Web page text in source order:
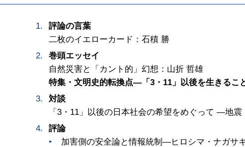
評論の言葉
二枚のイエローカード：石積 勝
巻頭エッセイ
自然災害と「カント的」幻想：山折 哲雄
特集・文明史的転換点―「3・11」以後を生きるこ
対談
「3・11」以後の日本社会の希望をめぐって ―地
評論
加害側の安全論と情報統制―ヒロシマ・ナガサ